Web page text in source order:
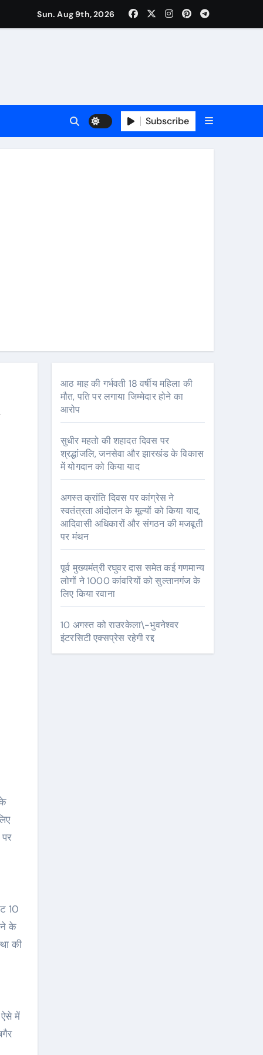
Sun. Aug 9th, 2026
Subscribe
10
के
की
ऐसे में
आठ माह की गर्भवती 18 वर्षीय महिला की
मौत, पति पर लगाया जिम्मेदार होने का
आरोप
सुधीर महतो की शहादत दिवस पर
श्रद्धांजलि, जनसेवा और झारखंड के विकास
में योगदान को किया याद
अगस्त क्रांति दिवस पर कांग्रेस ने
स्वतंत्रता आंदोलन के मूल्यों को किया याद,
आदिवासी अधिकारों और संगठन की मजबूती
पर मंथन
पूर्व मुख्यमंत्री रघुवर दास समेत कई गणमान्य
लोगों ने 1000 कांवरियों को सुल्तानगंज के
लिए किया रवाना
10 अगस्त को राउरकेला\-भुवनेश्वर
इंटरसिटी एक्सप्रेस रहेगी रद्द